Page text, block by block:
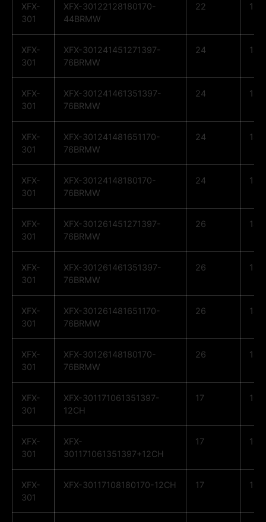
XFX-
301
XFX-30122128180170-
44BRMW
22 12
XFX-
301
XFX-301241451271397-
76BRMW
24 14
XFX-
301
XFX-301241461351397-
76BRMW
24 14
XFX-
301
XFX-301241481651170-
76BRMW
24 14
XFX-
301
XFX-30124148180170-
76BRMW
24 14
XFX-
301
XFX-301261451271397-
76BRMW
26 14
XFX-
301
XFX-301261461351397-
76BRMW
26 14
XFX-
301
XFX-301261481651170-
76BRMW
26 14
XFX-
301
XFX-30126148180170-
76BRMW
26 14
XFX-
301
XFX-301171061351397-
12CH
17 10
XFX-
301
XFX-
301171061351397+12CH
17 10
XFX-
301
XFX-30117108180170-12CH 17 10